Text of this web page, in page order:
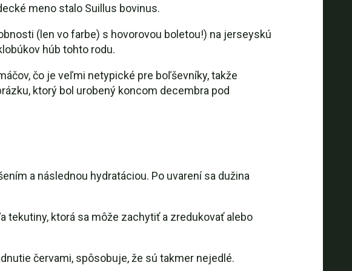
meno stalo Suillus bovinus.
(len vo farbe) s hovorovou boletou!) na jerseyskú
húb tohto rodu.
čo je veľmi netypické pre boľševníky, takže
ktorý bol urobený koncom decembra pod
a následnou hydratáciou. Po uvarení sa dužina
ktorá sa môže zachytiť a zredukovať alebo
červami, spôsobuje, že sú takmer nejedlé.